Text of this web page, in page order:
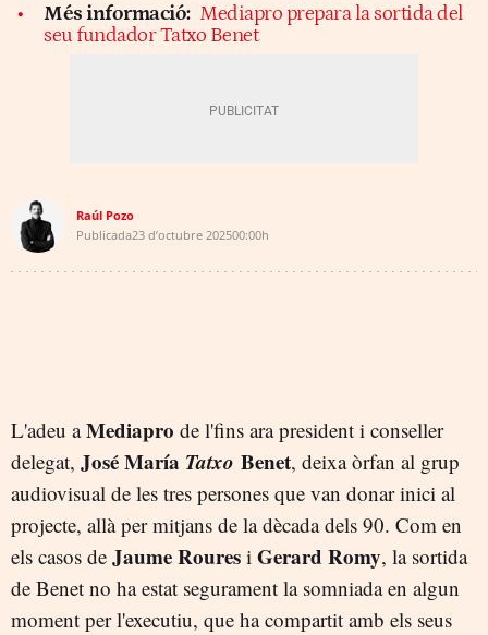
Més informació: Mediapro prepara la sortida del
seu fundador Tatxo Benet
Raúl Pozo
Publicada23 d’octubre 202500:00h
L'adeu aMediapro de l'fins ara president i conseller
delegat, José María Tatxo Benet, deixa òrfan al grup
audiovisual de les tres persones que van donar inici al
projecte, allà per mitjans de la dècada dels 90. Com en
els casos de Jaume Roures i Gerard Romy, la sortida
de Benet no ha estat segurament la somniada en algun
moment per l'executiu, que ha compartit amb els seus